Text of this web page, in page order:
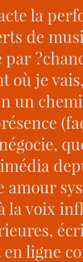
la
de
où je
un
amour
la voix
ligne